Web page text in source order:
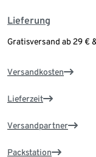
Lieferung
Gratisversand ab 29 €
Versandkosten
Lieferzeit
Versandpartner
Packstation